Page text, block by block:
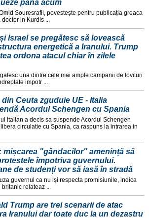
până acum
Souresrafil, povestește pentru publicația greaca
in Kurdis ...
Israel se pregătesc să lovească
energetică a Iranului. Trump
ordona atacul chiar în zilele
una dintre cele mai ample campanii de lovituri
impotr ...
din Ceuta zguduie UE - Italia
Acordul Schengen cu Spania
italian a decis sa suspende Acordul Schengen
circulatie cu Spania, ca raspuns la intrarea in
mișcarea "gândacilor" amenință să
împotriva guvernului.
de studenți vor să iasă în stradă
guvernul ca nu iși respecta promisiunile, indica
relateaz ...
Trump are trei scenarii de atac
Iranului dar toate duc la un dezastru